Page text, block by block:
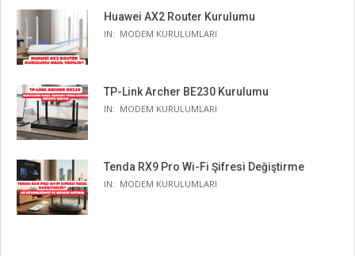
Huawei AX2 Router Kurulumu
IN: MODEM KURULUMLARI
TP-Link Archer BE230 Kurulumu
IN: MODEM KURULUMLARI
Tenda RX9 Pro Wi-Fi Şifresi Değiştirme
IN: MODEM KURULUMLARI